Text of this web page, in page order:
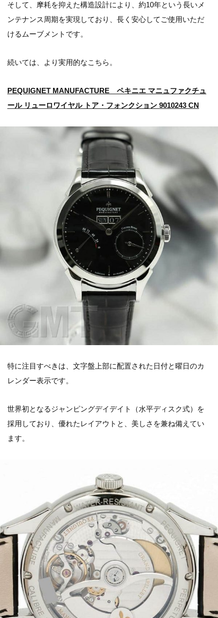
そして、摩耗を抑えた構造設計により、約10年という長いメ
ンテナンス周期を実現しており、長く安心してご使用いただ
けるムーブメントです。
続いては、より実用的なこちら。
PEQUIGNET MANUFACTURE ペキニエ マニュファクチュ
ール リューロワイヤル トア・フォンクション 9010243 CN
特に注目すべきは、文字盤上部に配置された日付と曜日のカ
レンダー表示です。
世界初となるジャンピングデイデイト（水平ディスク式）を
採用しており、優れたレイアウトと、美しさを兼ね備えてい
ます。